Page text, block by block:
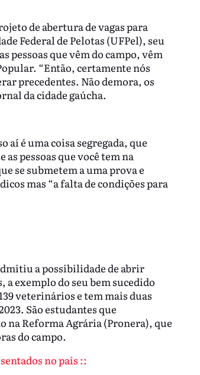
de abertura de vagas para
Federal de Pelotas (UFPel), seu
pessoas que vêm do campo, vêm
“Então, certamente nós
precedentes. Não demora, os
da cidade gaúcha.
é uma coisa segregada, que
pessoas que você tem na
se submetem a uma prova e
mas “a falta de condições para
a possibilidade de abrir
a exemplo do seu bem sucedido
veterinários e tem mais duas
São estudantes que
na Reforma Agrária (Pronera), que
do campo.
no país ::